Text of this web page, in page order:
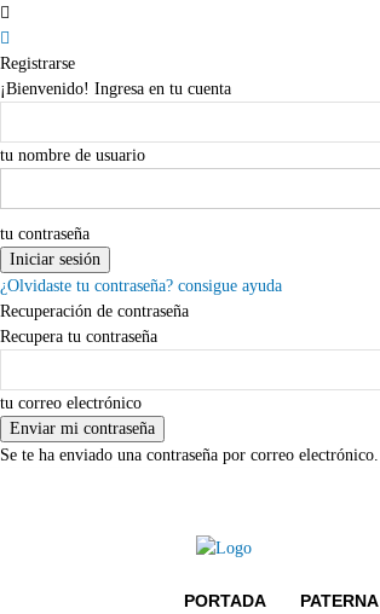
Registrarse
¡Bienvenido! Ingresa en tu cuenta
tu nombre de usuario
tu contraseña
¿Olvidaste tu contraseña? consigue ayuda
Recuperación de contraseña
Recupera tu contraseña
tu correo electrónico
Se te ha enviado una contraseña por correo electrónico.
PORTADA PATERNA